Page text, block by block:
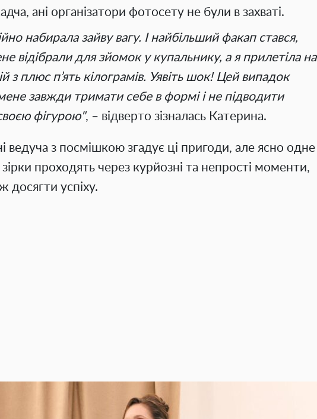
ані організатори фотосету не були в захваті.
набирала зайву вагу. І найбільший факап стався,
відібрали для зйомок у купальнику, а я прилетіла на
з плюс п’ять кілограмів. Уявіть шок! Цей випадок
завжди тримати себе в формі і не підводити
фігурою", – відверто зізналась Катерина.
ведуча з посмішкою згадує ці пригоди, але ясно одне
зірки проходять через курйозні та непрості моменти,
досягти успіху.